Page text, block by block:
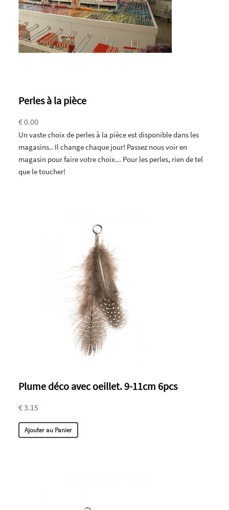
Perles à la pièce
€ 0.00
Un vaste choix de perles à la pièce est disponible dans les
magasins.. Il change chaque jour! Passez nous voir en
magasin pour faire votre choix... Pour les perles, rien de tel
que le toucher!
Plume déco avec oeillet. 9-11cm 6pcs
€ 3.15
Ajouter au Panier